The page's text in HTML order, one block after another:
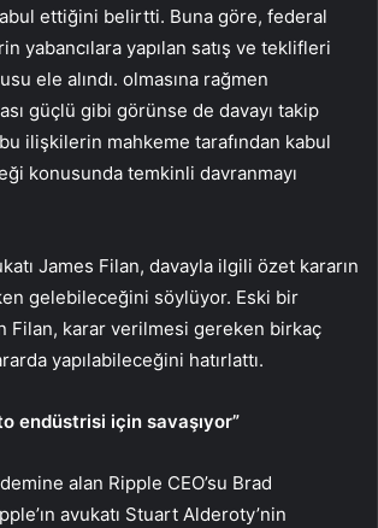
ettiğini belirtti. Buna göre, federal
yabancılara yapılan satış ve teklifleri
ele alındı. olmasına rağmen
güçlü gibi görünse de davayı takip
ilişkilerin mahkeme tarafından kabul
konusunda temkinli davranmayı
James Filan, davayla ilgili özet kararın
gelebileceğini söylüyor. Eski bir
Filan, karar verilmesi gereken birkaç
yapılabileceğini hatırlattı.
endüstrisi için savaşıyor”
alan Ripple CEO’su Brad
avukatı Stuart Alderoty’nin